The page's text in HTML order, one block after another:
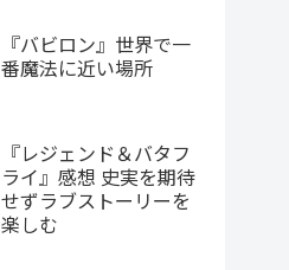
『バビロン』世界で一
番魔法に近い場所
『レジェンド＆バタフ
ライ』感想 史実を期待
せずラブストーリーを
楽しむ